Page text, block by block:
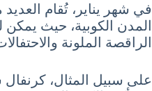
في شهر يناير، تُقام
المدن الكوبية، حيث
الراقصة الملونة
على سبيل المثال، كرنفال